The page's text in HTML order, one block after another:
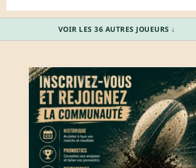
VOIR LES 36 AUTRES JOUEURS ↓